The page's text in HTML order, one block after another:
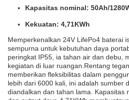
Kapasitas nominal: 50Ah/
Kekuatan: 4,71KWh
Memperkenalkan 24V LifePo4 baterai
sempurna untuk kebutuhan daya
peringkat IP55, ia tahan air dan debu,
kegiatan di luar ruangan.Rentang
memberikan fleksibilitas dalam
lebih dari 6000 kali, ini adalah sumber
diandalkan dan tahan lama. Kapasitas